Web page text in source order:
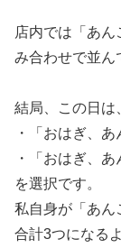
店内では「あん
み合わせで並ん
結局、この日は
・「おはぎ、
・「おはぎ、
を選択です。
私自身が「あん
合計3つになる